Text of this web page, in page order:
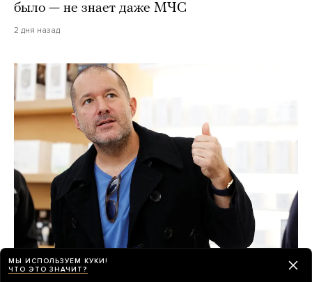
было — не знает даже МЧС
2 дня назад
Секретное ИИ-устройство OpenAI — это
МЫ ИСПОЛЬЗУЕМ КУКИ!
ЧТО ЭТО ЗНАЧИТ?